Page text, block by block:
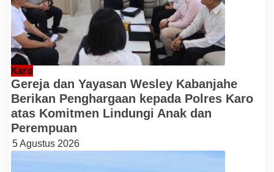
Karo
Gereja dan Yayasan Wesley Kabanjahe
Berikan Penghargaan kepada Polres Karo
atas Komitmen Lindungi Anak dan
Perempuan
5 Agustus 2026